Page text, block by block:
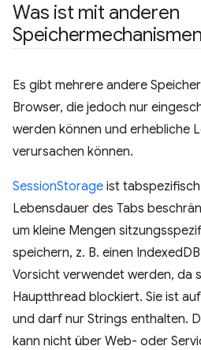
Was ist mit anderen
Es gibt mehrere andere
Browser, die jedoch nur
werden können und erhebliche
verursachen können.
SessionStorage ist
Lebensdauer des Tabs
um kleine Mengen
speichern, z. B. einen
Vorsicht verwendet werden, da
Hauptthread blockiert. Sie ist
und darf nur Strings enthalten.
kann nicht über Web- oder